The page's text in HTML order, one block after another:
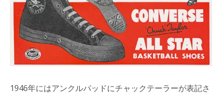
1946年にはアンクルパッドにチャックテーラーが表記さ